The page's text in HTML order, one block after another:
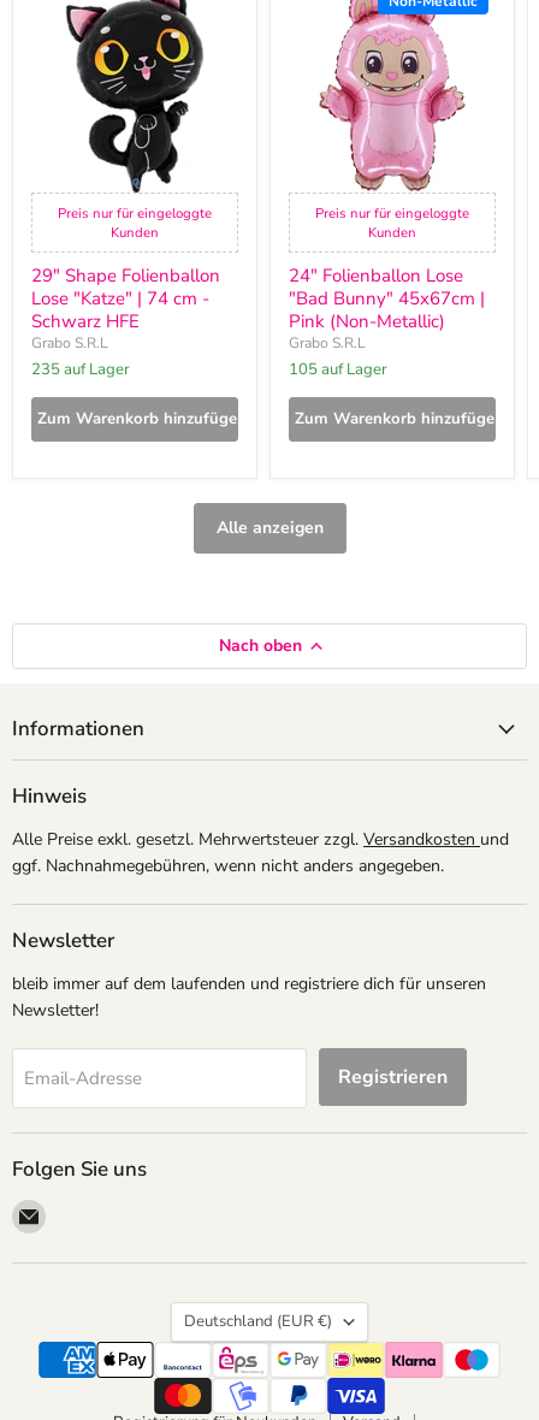
Folienballon
"Katze"
Preis nur für eingeloggte
Kunden
29" Shape Folienballon
Lose "Katze" | 74 cm -
Schwarz HFE
Grabo S.R.L
235 auf Lager
Zum Warenkorb hinzufügen
Bunny"
45x67cm
Preis nur für eingeloggte
Kunden
24" Folienballon Lose
"Bad Bunny" 45x67cm |
Pink (Non-Metallic)
Grabo S.R.L
105 auf Lager
Zum Warenkorb hinzufügen
Alle anzeigen
Nach oben
Informationen
Hinweis
Alle Preise exkl. gesetzl. Mehrwertsteuer zzgl. Versandkosten und
ggf. Nachnahmegebühren, wenn nicht anders angegeben.
Newsletter
bleib immer auf dem laufenden und registriere dich für unseren
Newsletter!
Email-Adresse Registrieren
Folgen Sie uns
Email
Land
Deutschland (EUR €)